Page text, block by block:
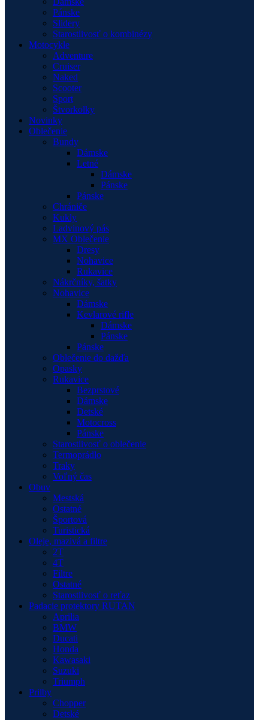
Pánske
Slidery
Starostlivosť o kombinézy
Motocykle
Adventure
Cruiser
Naked
Scooter
Sport
Štvorkolky
Novinky
Oblečenie
Bundy
Dámske
Letné
Dámske
Pánske
Pánske
Chrániče
Kukly
Ladvinový pás
MX Oblečenie
Dresy
Nohavice
Rukavice
Nákrčníky, šatky
Nohavice
Dámske
Kevlarové rifle
Dámske
Pánske
Pánske
Oblečenie do dažďa
Opasky
Rukavice
Bezprstové
Dámske
Detské
Motocross
Pánske
Starostlivosť o oblečenie
Termoprádlo
Traky
Voľný čas
Obuv
Mestská
Ostatné
Športová
Turistická
Oleje, mazivá a filtre
2T
4T
Filtre
Ostatné
Starostlivosť o reťaz
Padacie protektory RUTAN
Aprilia
BMW
Ducati
Honda
Kawasaki
Suzuki
Triumph
Prilby
Chopper
Detské